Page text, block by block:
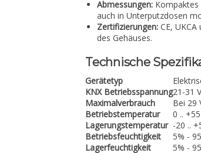
Abmessungen:
auch in Unterputzdosen
Zertifizierungen: CE,
des Gehäuses.
Technische
Gerätetyp
KNX Betriebsspannung21-31
Maximalverbrauch
Bei 29
Betriebstemperatur
0 .. +55
Lagerungstemperatur -20 ..
Betriebsfeuchtigkeit
5% -
Lagerfeuchtigkeit
5% -